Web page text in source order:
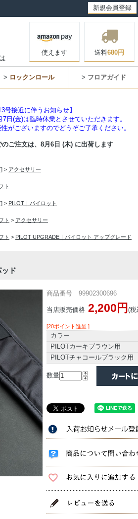
新規会員登録
使えます 送料680円
> ロックンロール > フロアガイド
号接近に伴うお知らせ】
日(金)は臨時休業とさせていただきます。
がございますのでどうぞご了承ください。
ご注文は、 8月6日 (木) に出荷します
> アクセサリー
ト
> PILOT｜パイロット
ト > アクセサリー
ト > PILOT UPGRADE｜パイロット アップグレード
ド
商品番号 99902300696
当店販売価格 2,200円(税
[20ポイント進呈 ]
カラー
PILOTカーキブラウン用
PILOTチャコールブラック用
数量